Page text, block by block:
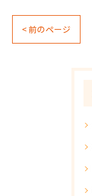
< 前のページ